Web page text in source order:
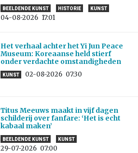
BEELDENDE KUNST HISTORIE KUNST
04-08-2026 17:01
Het verhaal achter het Yi Jun Peace
Museum: Koreaanse held stierf
onder verdachte omstandigheden
KUNST 02-08-2026 07:30
Titus Meeuws maakt in vijf dagen
schilderij over fanfare: ‘Het is echt
kabaal maken’
BEELDENDE KUNST KUNST
29-07-2026 07:00